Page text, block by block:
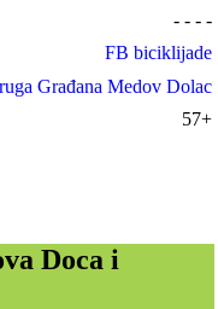
- - - -
FB biciklijade
Građana Medov Dolac
57+
Doca i